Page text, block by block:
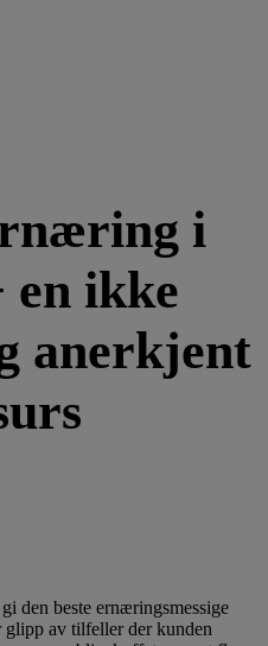
i
ikke
anerkjent
den beste ernæringsmessige
av tilfeller der kunden